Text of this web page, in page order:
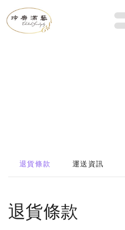
退貨條款 運送資訊
退貨條款